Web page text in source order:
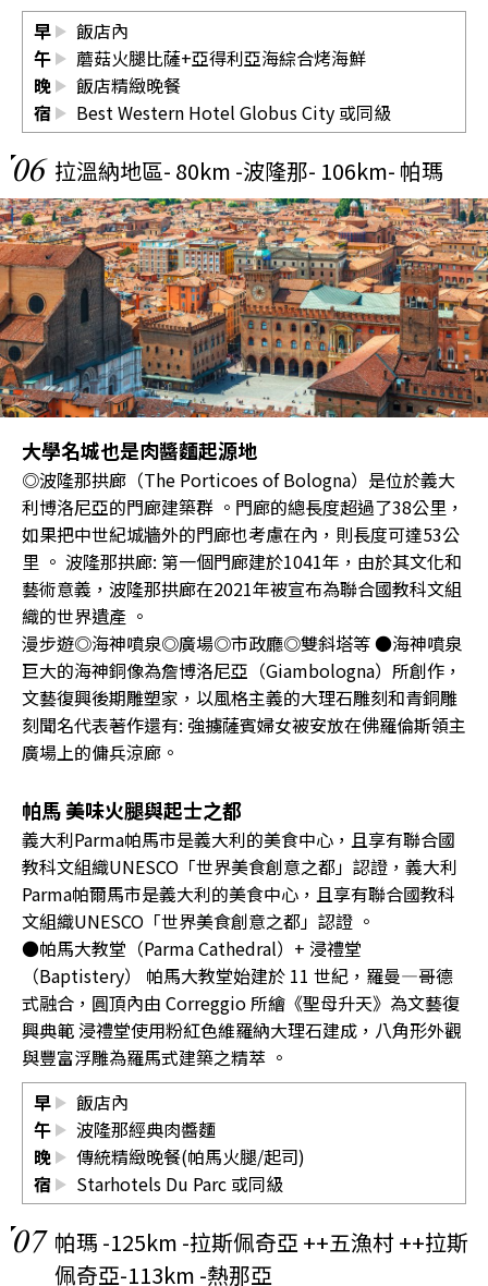
早
飯店內
午
蘑菇火腿比薩+亞得利亞海綜合烤海鮮
晚
飯店精緻晚餐
宿
Best Western Hotel Globus City 或同級
06 拉溫納地區- 80km -波隆那- 106km- 帕瑪
大學名城也是肉醬麵起源地
◎波隆那拱廊（The Porticoes of Bologna）是位於義大
利博洛尼亞的門廊建築群 。門廊的總長度超過了38公里，
如果把中世紀城牆外的門廊也考慮在內，則長度可達53公
里 。 波隆那拱廊: 第一個門廊建於1041年，由於其文化和
藝術意義，波隆那拱廊在2021年被宣布為聯合國教科文組
織的世界遺產 。
漫步遊◎海神噴泉◎廣場◎市政廳◎雙斜塔等 ●海神噴泉
巨大的海神銅像為詹博洛尼亞（Giambologna）所創作，
文藝復興後期雕塑家，以風格主義的大理石雕刻和青銅雕
刻聞名代表著作還有: 強擄薩賓婦女被安放在佛羅倫斯領主
廣場上的傭兵涼廊。
帕馬 美味火腿與起士之都
義大利Parma帕馬市是義大利的美食中心，且享有聯合國
教科文組織UNESCO「世界美食創意之都」認證，義大利
Parma帕爾馬市是義大利的美食中心，且享有聯合國教科
文組織UNESCO「世界美食創意之都」認證 。
●帕馬大教堂（Parma Cathedral）+ 浸禮堂
（Baptistery） 帕馬大教堂始建於 11 世紀，羅曼—哥德
式融合，圓頂內由 Correggio 所繪《聖母升天》為文藝復
興典範 浸禮堂使用粉紅色維羅納大理石建成，八角形外觀
與豐富浮雕為羅馬式建築之精萃 。
早
飯店內
午
波隆那經典肉醬麵
晚
傳統精緻晚餐(帕馬火腿/起司)
宿
Starhotels Du Parc 或同級
07 帕瑪 -125km -拉斯佩奇亞 ++五漁村 ++拉斯
佩奇亞-113km -熱那亞